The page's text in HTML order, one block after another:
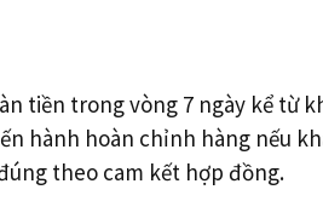
tiền trong vòng 7 ngày kể từ
hành hoàn chỉnh hàng nếu
theo cam kết hợp đồng.